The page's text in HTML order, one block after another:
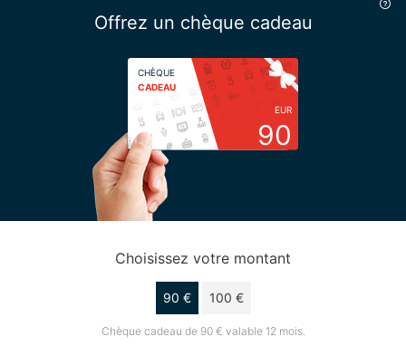
13/08
non disponible
Offrez un chèque cadeau
CHÈQUE
CADEAU
EUR
90
Choisissez votre montant
90 € 100 €
Chèque cadeau de 90 € valable 12 mois.